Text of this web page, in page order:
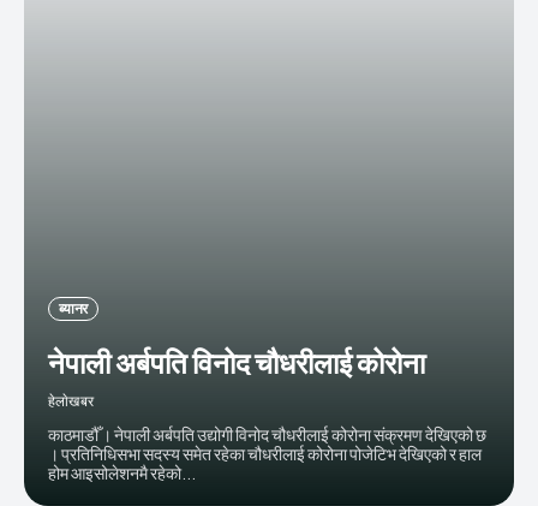
ब्यानर
नेपाली अर्बपति विनोद चौधरीलाई कोरोना
हेलाेखबर
काठमाडौँ । नेपाली अर्बपति उद्योगी विनोद चौधरीलाई कोरोना संक्रमण देखिएको छ
। प्रतिनिधिसभा सदस्य समेत रहेका चौधरीलाई कोरोना पोजेटिभ देखिएको र हाल
होम आइसोलेशनमै रहेको...